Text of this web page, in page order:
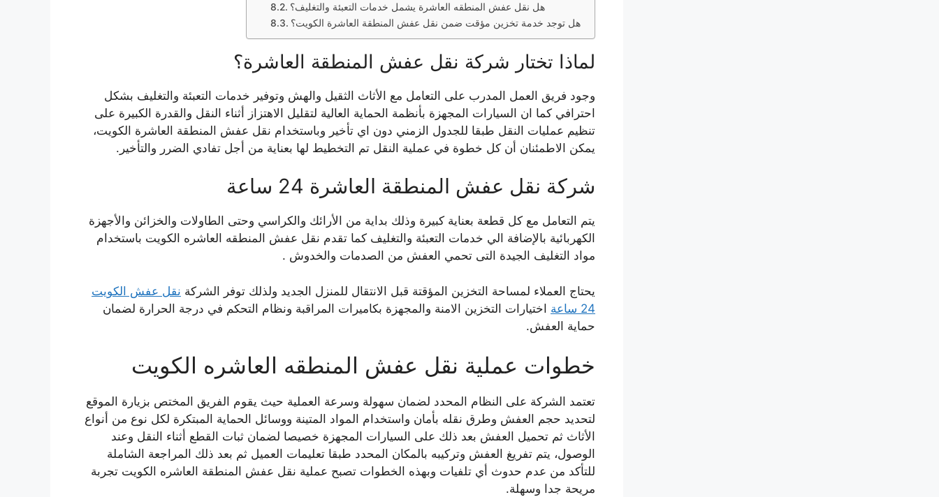
هل نقل عفش المنطقه العاشرة يشمل خدمات التعبئة والتغليف؟
هل توجد خدمة تخزين مؤقت ضمن نقل عفش المنطقة العاشرة الكويت؟
لماذا تختار شركة نقل عفش المنطقة العاشرة؟
وجود فريق العمل المدرب على التعامل مع الأثاث الثقيل والهش وتوفير خدمات التعبئة والتغليف بشكل
احترافي كما ان السيارات المجهزة بأنظمة الحماية العالية لتقليل الاهتزاز أثناء النقل والقدرة الكبيرة على
تنظيم عمليات النقل طبقا للجدول الزمني دون اي تأخير وباستخدام نقل عفش المنطقة العاشرة الكويت،
يمكن الاطمئنان أن كل خطوة في عملية النقل تم التخطيط لها بعناية من أجل تفادي الضرر والتأخير.
شركة نقل عفش المنطقة العاشرة 24 ساعة
يتم التعامل مع كل قطعة بعناية كبيرة وذلك بداية من الأرائك والكراسي وحتى الطاولات والخزائن والأجهزة
الكهربائية بالإضافة الي خدمات التعبئة والتغليف كما تقدم نقل عفش المنطقه العاشره الكويت باستخدام
مواد التغليف الجيدة التى تحمي العفش من الصدمات والخدوش .
يحتاج العملاء لمساحة التخزين المؤقتة قبل الانتقال للمنزل الجديد ولذلك توفر الشركة نقل عفش الكويت
24 ساعة
اختيارات التخزين الامنة والمجهزة بكاميرات المراقبة ونظام التحكم في درجة الحرارة لضمان
حماية العفش.
خطوات عملية نقل عفش المنطقه العاشره الكويت
تعتمد الشركة على النظام المحدد لضمان سهولة وسرعة العملية حيث يقوم الفريق المختص بزيارة الموقع
لتحديد حجم العفش وطرق نقله بأمان واستخدام المواد المتينة ووسائل الحماية المبتكرة لكل نوع من أنواع
الأثاث ثم تحميل العفش بعد ذلك على السيارات المجهزة خصيصا لضمان ثبات القطع أثناء النقل وعند
الوصول، يتم تفريغ العفش وتركيبه بالمكان المحدد طبقا تعليمات العميل ثم بعد ذلك المراجعة الشاملة
للتأكد من عدم حدوث أي تلفيات وبهذه الخطوات تصبح عملية نقل عفش المنطقة العاشره الكويت تجربة
مريحة جدا وسهلة.